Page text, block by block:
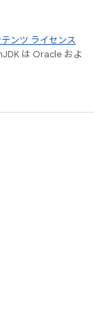
テンツ ライセンス
は Oracle およ